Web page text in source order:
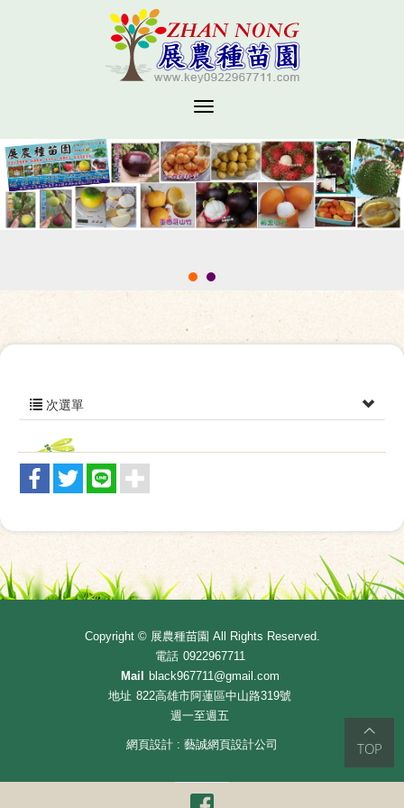
次選單
TOP
Copyright © 展農種苗園 All Rights Reserved.
電話 0922967711
Mail
black967711@gmail.com
地址 822高雄市阿蓮區中山路319號
週一至週五
網頁設計 : 藝誠網頁設計公司